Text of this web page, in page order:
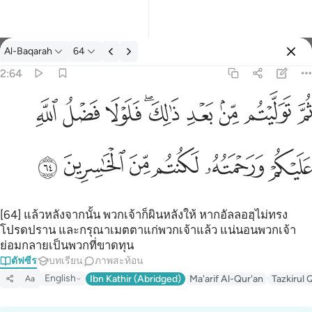
ตัฟซีร: Al-Baqarah 2:64
Al-Baqarah 64
2:64
من بعد ذالك فلولا فضل الله عليكم ورحمته لكنتم من الخاسرين ٦٤
فَضْلُ ٱللَّهِ عَلَيْكُمْ وَرَحْمَتُهُۥ لَكُنتُم مِّنَ ٱلْخَـٰسِرِينَ ٦٤
ﱪﱫﱬﱭﱮﱯﱰﱱﱲ
ﱳﱴﱵﱶﱷﱸ
[64] แล้วหลังจากนั้น พวกเจ้าก็ผินหลังให้ หากอัลลอฮฺไม่ทรง
โปรดปราน และกรุณาเมตตาแก่พวกเจ้าแล้ว แน่นอนพวกเจ้า
ย่อมกลายเป็นพวกที่ขาดทุน
ตัฟซีร บทเรียน ภาพสะท้อน
Aa English Ibn Kathir (Abridged) Ma'arif Al-Qur'an Tazkirul